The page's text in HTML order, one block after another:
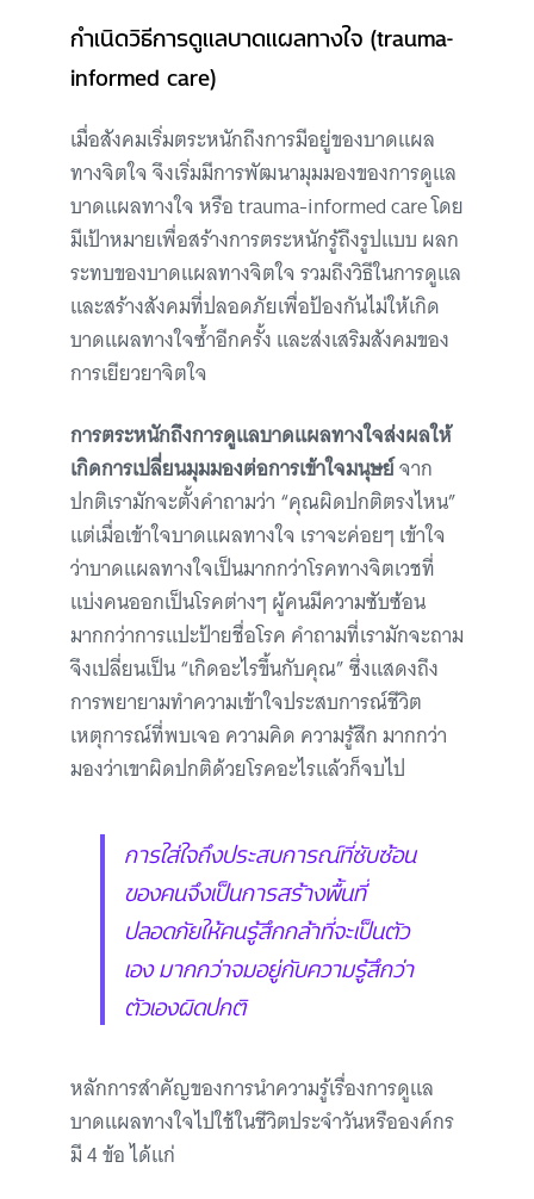
กำเนิดวิธีการดูแลบาดแผลทางใจ (trauma-
informed care)
เมื่อสังคมเริ่มตระหนักถึงการมีอยู่ของบาดแผล
ทางจิตใจ จึงเริ่มมีการพัฒนามุมมองของการดูแล
บาดแผลทางใจ หรือ trauma-informed care โดย
มีเป้าหมายเพื่อสร้างการตระหนักรู้ถึงรูปแบบ ผลก
ระทบของบาดแผลทางจิตใจ รวมถึงวิธีในการดูแล
และสร้างสังคมที่ปลอดภัยเพื่อป้องกันไม่ให้เกิด
บาดแผลทางใจซ้ำอีกครั้ง และส่งเสริมสังคมของ
การเยียวยาจิตใจ
การตระหนักถึงการดูแลบาดแผลทางใจส่งผลให้
เกิดการเปลี่ยนมุมมองต่อการเข้าใจมนุษย์จาก
ปกติเรามักจะตั้งคำถามว่า “คุณผิดปกติตรงไหน”
แต่เมื่อเข้าใจบาดแผลทางใจ เราจะค่อยๆ เข้าใจ
ว่าบาดแผลทางใจเป็นมากกว่าโรคทางจิตเวชที่
แบ่งคนออกเป็นโรคต่างๆ ผู้คนมีความซับซ้อน
มากกว่าการแปะป้ายชื่อโรค คำถามที่เรามักจะถาม
จึงเปลี่ยนเป็น “เกิดอะไรขึ้นกับคุณ” ซึ่งแสดงถึง
การพยายามทำความเข้าใจประสบการณ์ชีวิต
เหตุการณ์ที่พบเจอ ความคิด ความรู้สึก มากกว่า
มองว่าเขาผิดปกติด้วยโรคอะไรแล้วก็จบไป
การใส่ใจถึงประสบการณ์ที่ซับซ้อน
ของคนจึงเป็นการสร้างพื้นที่
ปลอดภัยให้คนรู้สึกกล้าที่จะเป็นตัว
เอง มากกว่าจมอยู่กับความรู้สึกว่า
ตัวเองผิดปกติ
หลักการสำคัญของการนำความรู้เรื่องการดูแล
บาดแผลทางใจไปใช้ในชีวิตประจำวันหรือองค์กร
มี 4 ข้อ ได้แก่